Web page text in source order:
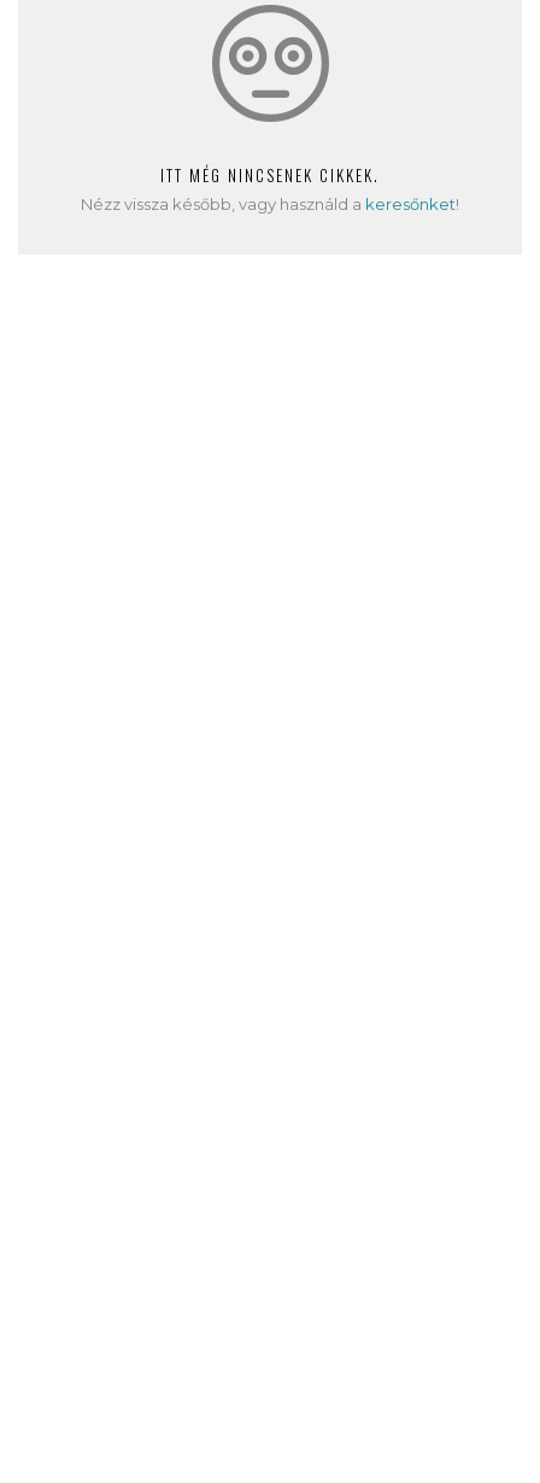
ITT MÉG NINCSENEK CIKKEK.
Nézz vissza később, vagy használd a keresőnket!